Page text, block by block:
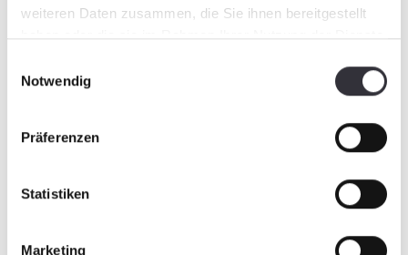
weiteren Daten zusammen, die Sie ihnen bereitgestellt
haben oder die sie im Rahmen Ihrer Nutzung der Dienste
Notwendig
Präferenzen
Statistiken
Marketing